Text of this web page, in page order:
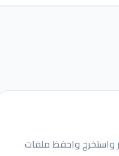
واستخرج واحفظ ملفات